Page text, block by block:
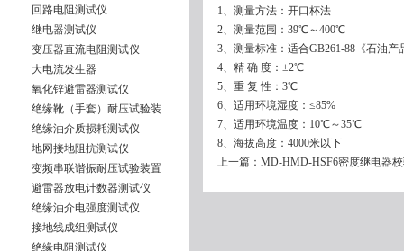
回路电阻测试仪
继电器测试仪
变压器直流电阻测试仪
大电流发生器
氧化锌避雷器测试仪
绝缘靴（手套）耐压试验装
绝缘油介质损耗测试仪
地网接地阻抗测试仪
变频串联谐振耐压试验装置
避雷器放电计数器测试仪
绝缘油介电强度测试仪
接地线成组测试仪
绝缘电阻测试仪
1、测量方法：开口杯法
2、测量范围：39℃～400℃
3、测量标准：适合GB261-88《石油
4、精 确 度：±2℃
5、重 复 性：3℃
6、适用环境湿度：≤85%
7、适用环境温度：10℃～35℃
8、海拔高度：4000米以下
上一篇： MD-HMD-HSF6密度继电器